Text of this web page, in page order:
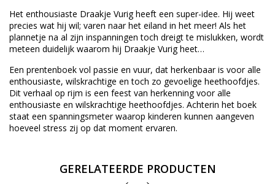
Het enthousiaste Draakje Vurig heeft een super-idee. Hij weet
precies wat hij wil; varen naar het eiland in het meer! Als het
plannetje na al zijn inspanningen toch dreigt te mislukken, wordt
meteen duidelijk waarom hij Draakje Vurig heet…
Een prentenboek vol passie en vuur, dat herkenbaar is voor alle
enthousiaste, wilskrachtige en toch zo gevoelige heethoofdjes.
Dit verhaal op rijm is een feest van herkenning voor alle
enthousiaste en wilskrachtige heethoofdjes. Achterin het boek
staat een spanningsmeter waarop kinderen kunnen aangeven
hoeveel stress zij op dat moment ervaren.
GERELATEERDE PRODUCTEN